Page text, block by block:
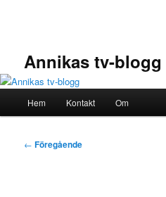
Annikas tv-blogg
Hem Kontakt Om
Inläggsnavigering
← Föregående